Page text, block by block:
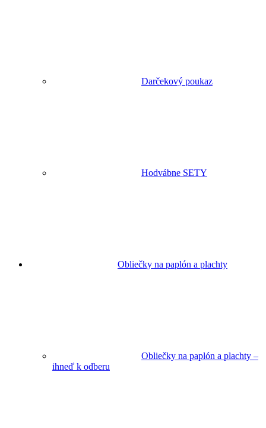
Darčekový poukaz
Hodvábne SETY
Obliečky na paplón a plachty
Obliečky na paplón a plachty –
ihneď k odberu